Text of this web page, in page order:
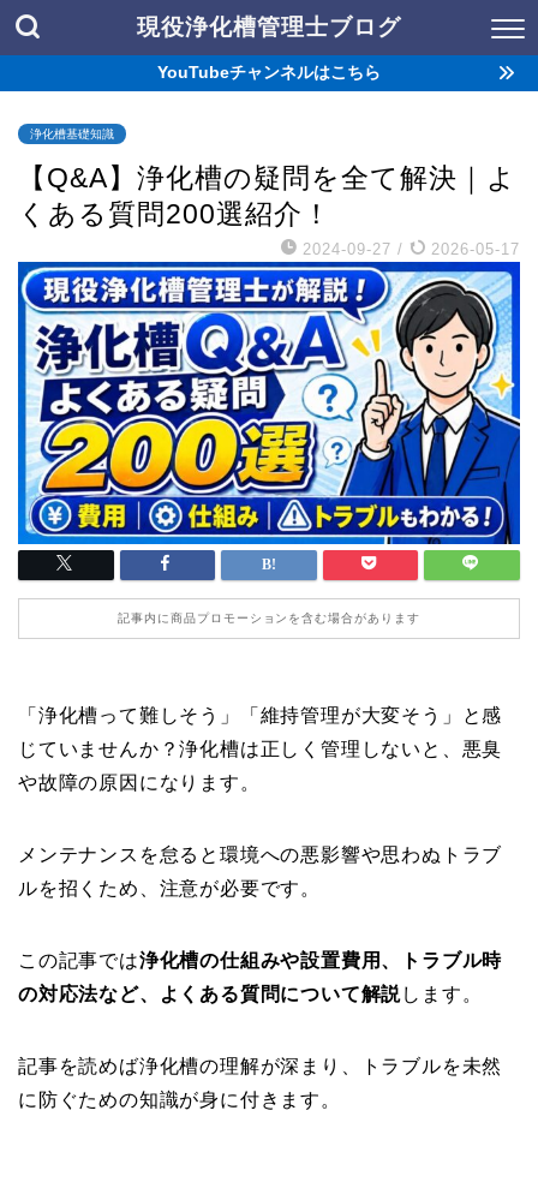
現役浄化槽管理士ブログ
YouTubeチャンネルはこちら
浄化槽基礎知識
【Q&A】浄化槽の疑問を全て解決｜よ
くある質問200選紹介！
2024-09-27 / 2026-05-17
記事内に商品プロモーションを含む場合があります
「浄化槽って難しそう」「維持管理が大変そう」と感
じていませんか？浄化槽は正しく管理しないと、悪臭
や故障の原因になります。
メンテナンスを怠ると環境への悪影響や思わぬトラブ
ルを招くため、注意が必要です。
この記事では浄化槽の仕組みや設置費用、トラブル時
の対応法など、よくある質問について解説します。
記事を読めば浄化槽の理解が深まり、トラブルを未然
に防ぐための知識が身に付きます。